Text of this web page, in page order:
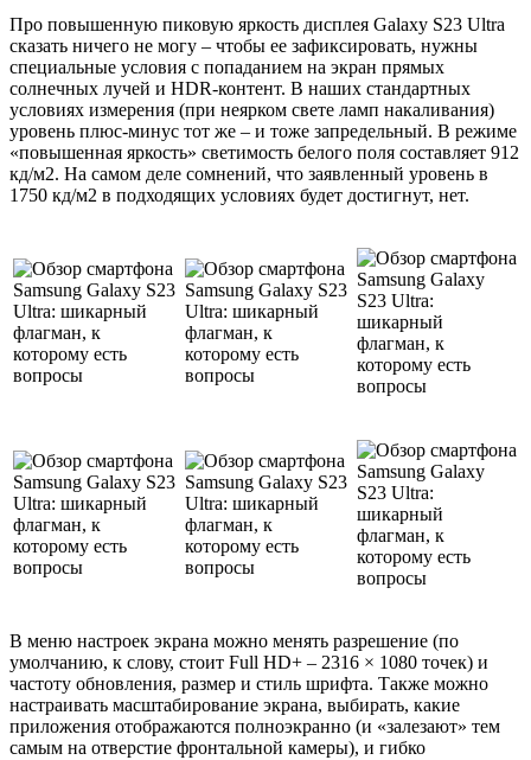
Про повышенную пиковую яркость дисплея Galaxy S23 Ultra
сказать ничего не могу – чтобы ее зафиксировать, нужны
специальные условия с попаданием на экран прямых
солнечных лучей и HDR-контент. В наших стандартных
условиях измерения (при неярком свете ламп накаливания)
уровень плюс-минус тот же – и тоже запредельный. В режиме
«повышенная яркость» светимость белого поля составляет 912
кд/м2. На самом деле сомнений, что заявленный уровень в
1750 кд/м2 в подходящих условиях будет достигнут, нет.
В меню настроек экрана можно менять разрешение (по
умолчанию, к слову, стоит Full HD+ – 2316 × 1080 точек) и
частоту обновления, размер и стиль шрифта. Также можно
настраивать масштабирование экрана, выбирать, какие
приложения отображаются полноэкранно (и «залезают» тем
самым на отверстие фронтальной камеры), и гибко